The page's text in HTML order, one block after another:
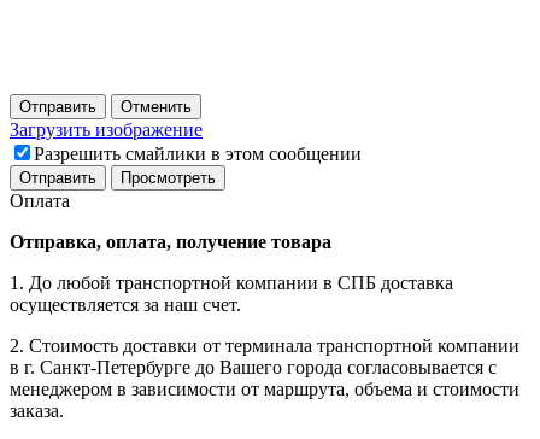
Отправить Отменить
Загрузить изображение
Разрешить смайлики в этом сообщении
Оплата
Отправка, оплата, получение товара
1. До любой транспортной компании в СПБ доставка
осуществляется за наш счет.
2. Стоимость доставки от терминала транспортной компании
в г. Санкт-Петербурге до Вашего города согласовывается с
менеджером в зависимости от маршрута, объема и стоимости
заказа.